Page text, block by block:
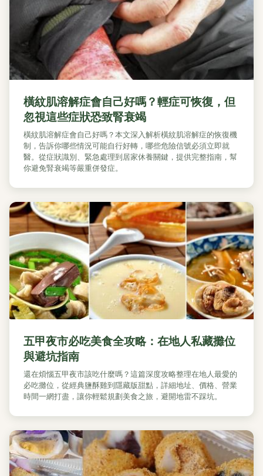
橫紋肌溶解症會自己好嗎？輕症可恢復，但
忽視這些症狀恐致腎衰竭
橫紋肌溶解症會自己好嗎？本文深入解析橫紋肌溶解症的恢復機
制，告訴你哪些情況可能自行好轉，哪些危險信號必須立即就
醫。從症狀識別、緊急處理到居家休養關鍵，提供完整指南，幫
你避免腎衰竭等嚴重併發症。
五甲夜市必吃美食全攻略：在地人私藏攤位
與避坑指南
還在煩惱五甲夜市該吃什麼嗎？這篇深度攻略整理在地人最愛的
必吃攤位，從經典鹽酥雞到隱藏版甜點，詳細地址、價格、營業
時間一網打盡，讓你輕鬆規劃美食之旅，避開地雷不踩坑。